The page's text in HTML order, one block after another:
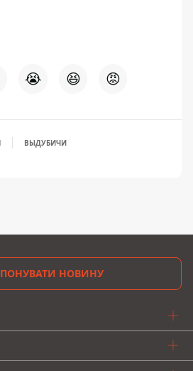
😭 😆 😡
ВЫДУБИЧИ
НОВИНУ